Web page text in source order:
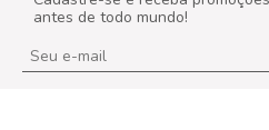
antes de todo mundo!